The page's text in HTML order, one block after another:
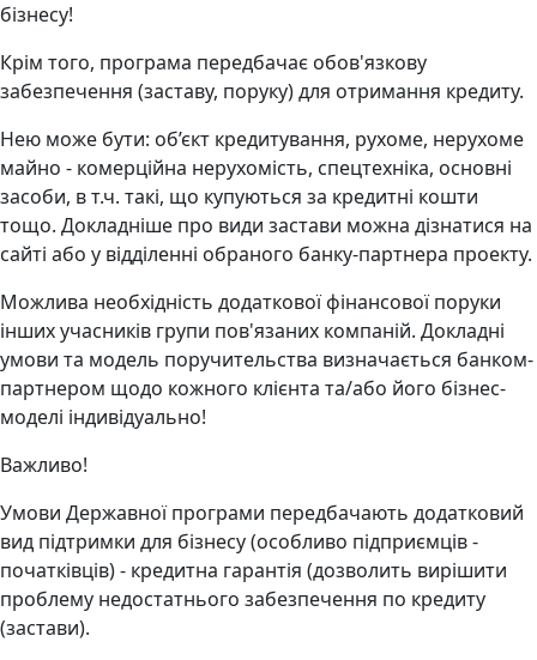
бізнесу!
Крім того, програма передбачає обов'язкову
забезпечення (заставу, поруку) для отримання кредиту.
Нею може бути: об’єкт кредитування, рухоме, нерухоме
майно - комерційна нерухомість, спецтехніка, основні
засоби, в т.ч. такі, що купуються за кредитні кошти
тощо. Докладніше про види застави можна дізнатися на
сайті або у відділенні обраного банку-партнера проекту.
Можлива необхідність додаткової фінансової поруки
інших учасників групи пов'язаних компаній. Докладні
умови та модель поручительства визначається банком-
партнером щодо кожного клієнта та/або його бізнес-
моделі індивідуально!
Важливо!
Умови Державної програми передбачають додатковий
вид підтримки для бізнесу (особливо підприємців -
початківців) - кредитна гарантія (дозволить вирішити
проблему недостатнього забезпечення по кредиту
(застави).